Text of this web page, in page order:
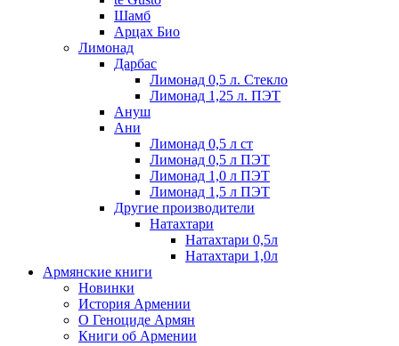
Шамб
Арцах Био
Лимонад
Дарбас
Лимонад 0,5 л. Стекло
Лимонад 1,25 л. ПЭТ
Ануш
Ани
Лимонад 0,5 л ст
Лимонад 0,5 л ПЭТ
Лимонад 1,0 л ПЭТ
Лимонад 1,5 л ПЭТ
Другие производители
Натахтари
Натахтари 0,5л
Натахтари 1,0л
Армянские книги
Новинки
История Армении
О Геноциде Армян
Книги об Армении